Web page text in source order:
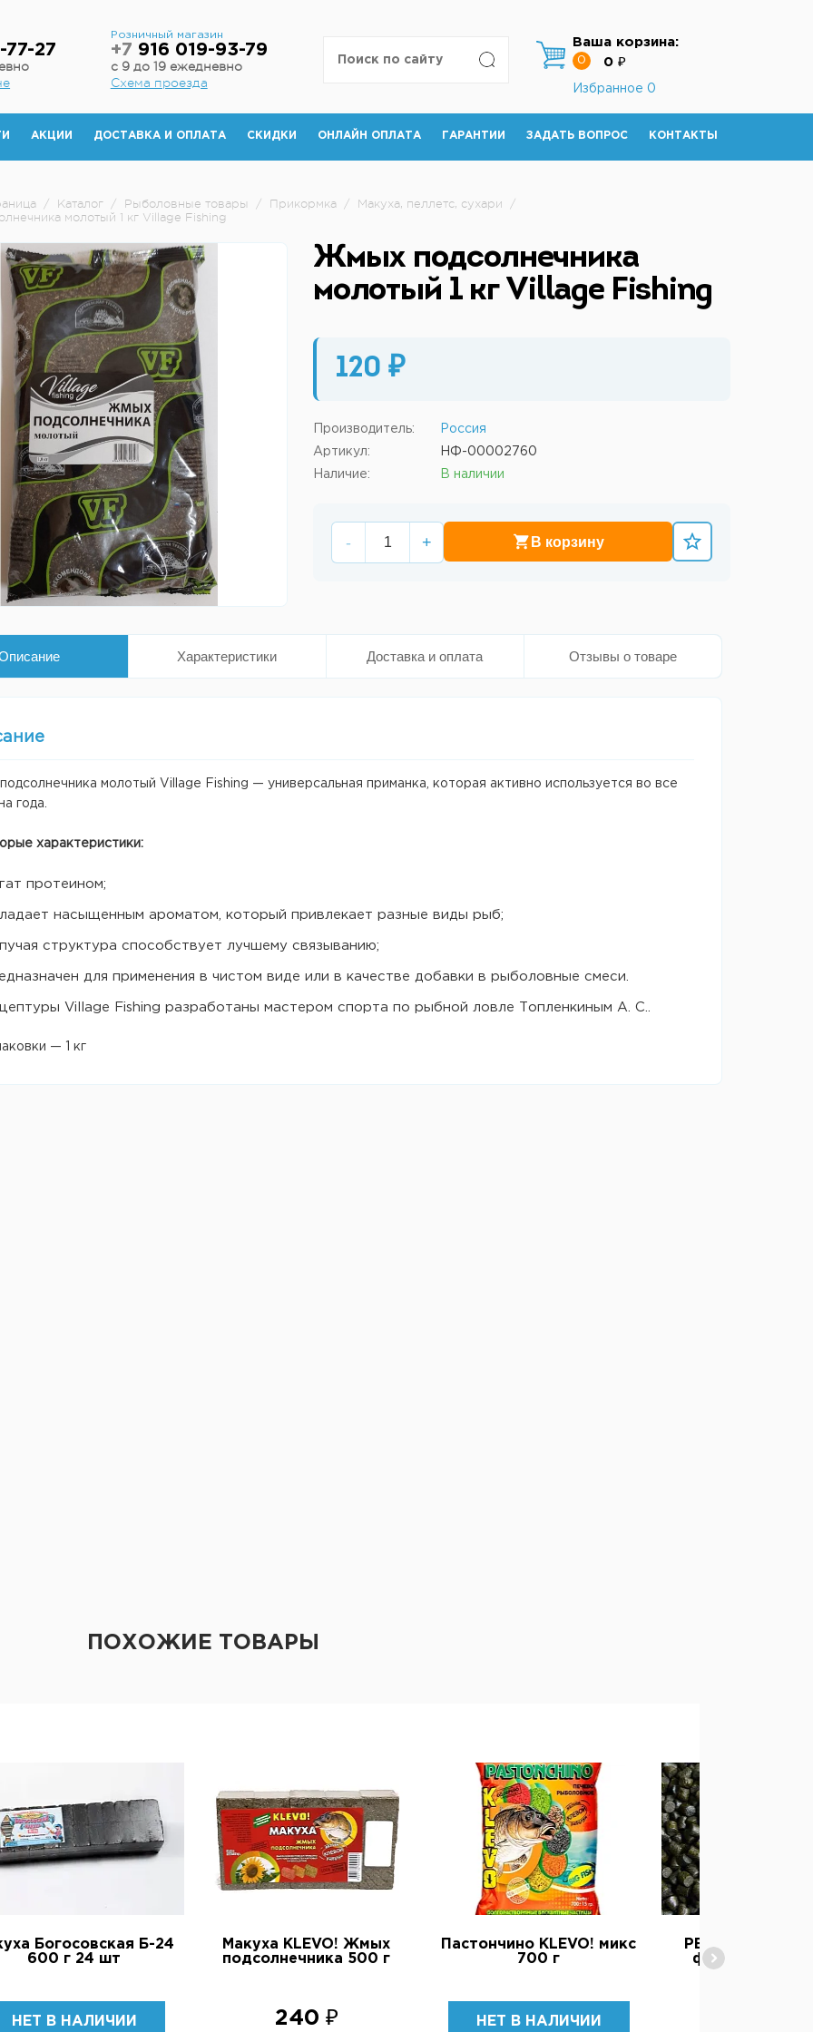
77-27
Розничный магазин
+7 916 019-93-79
с 9 до 19 ежедневно
Схема проезда
Ваша корзина:
0 0 ₽
Избранное 0
АКЦИИ ДОСТАВКА И ОПЛАТА СКИДКИ ОНЛАЙН ОПЛАТА ГАРАНТИИ ЗАДАТЬ ВОПРОС КОНТАКТЫ
/ Каталог / Рыболовные товары / Прикормка / Макуха, пеллетс, сухари
/
молотый 1 кг Village Fishing
Жмых подсолнечника
молотый 1 кг Village Fishing
120 ₽
Производитель: Россия
Артикул: НФ-00002760
Наличие: В наличии
- + В корзину
Характеристики Доставка и оплата Отзывы о товаре
молотый Village Fishing — универсальная приманка, которая активно используется во все
года.
характеристики:
протеином;
насыщенным ароматом, который привлекает разные виды рыб;
структура способствует лучшему связыванию;
для применения в чистом виде или в качестве добавки в рыболовные смеси.
Village Fishing разработаны мастером спорта по рыбной ловле Топленкиным А. С..
— 1 кг
ПОХОЖИЕ ТОВАРЫ
Богосовская Б-24
600 г 24 шт
НЕТ В НАЛИЧИИ
Макуха KLEVO! Жмых
подсолнечника 500 г
240 ₽
Пастончино KLEVO! микс
700 г
НЕТ В НАЛИЧИИ
PELLETS Halibut
форель/карп/